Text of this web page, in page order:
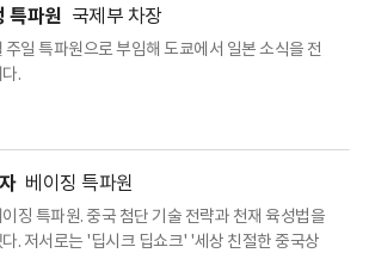
특파원 국제부 차장
일 특파원으로 부임해 도쿄에서 일본 소식을 전
.
베이징 특파원
징 특파원. 중국 첨단 기술 전략과 천재 육성법을
. 저서로는 '딥시크 딥쇼크' '세상 친절한 중국상